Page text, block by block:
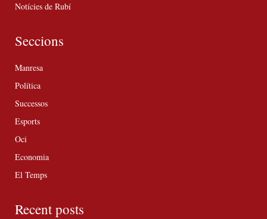
Notícies de Rubí
Seccions
Manresa
Política
Successos
Esports
Oci
Economia
El Temps
Recent posts